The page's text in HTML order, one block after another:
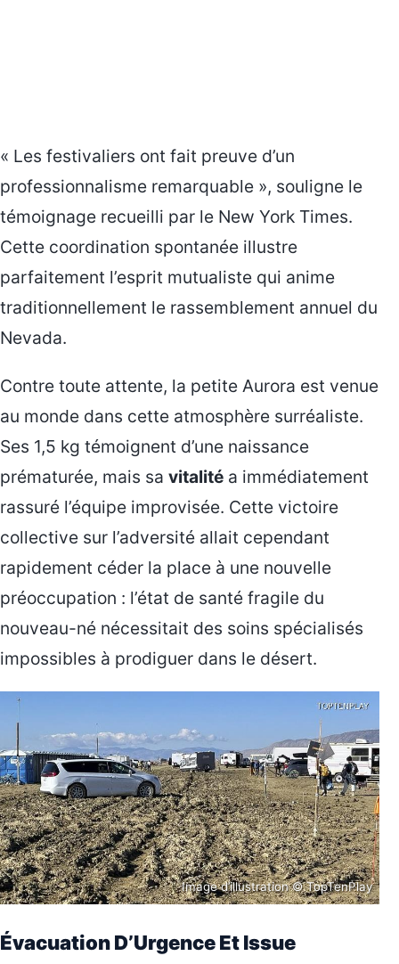
« Les festivaliers ont fait preuve d’un
professionnalisme remarquable », souligne le
témoignage recueilli par le New York Times.
Cette coordination spontanée illustre
parfaitement l’esprit mutualiste qui anime
traditionnellement le rassemblement annuel du
Nevada.
Contre toute attente, la petite Aurora est venue
au monde dans cette atmosphère surréaliste.
Ses 1,5 kg témoignent d’une naissance
prématurée, mais sa vitalité a immédiatement
rassuré l’équipe improvisée. Cette victoire
collective sur l’adversité allait cependant
rapidement céder la place à une nouvelle
préoccupation : l’état de santé fragile du
nouveau-né nécessitait des soins spécialisés
impossibles à prodiguer dans le désert.
Image d’illustration © TopTenPlay
Évacuation D’Urgence Et Issue